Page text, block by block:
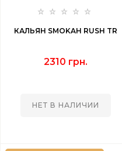
КАЛЬЯН SMOKAH RUSH TR
2310 грн.
НЕТ В НАЛИЧИИ